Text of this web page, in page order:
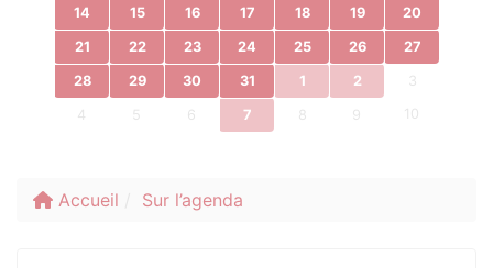
14 15 16 17 18 19 20
21 22 23 24 25 26 27
28 29 30 31 1 2 3
4 5 6 7 8 9 10
Accueil Sur l’agenda